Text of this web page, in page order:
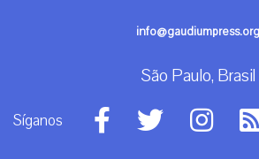
info@gaudiumpress.org
São Paulo, Brasil
Síganos